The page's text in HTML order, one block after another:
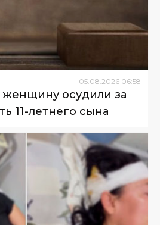
05 08 2026 06:58
женщину осудили за
11-летнего сына